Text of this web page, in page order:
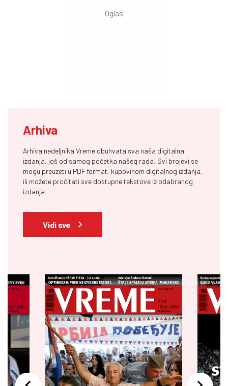
Arhiva
Arhiva nedeljnika Vreme obuhvata sva naša digitalna
izdanja, još od samog početka našeg rada. Svi brojevi se
mogu preuzeti u PDF format, kupovinom digitalnog izdanja,
ili možete pročitati sve dostupne tekstove iz odabranog
izdanja.
Vidi sve